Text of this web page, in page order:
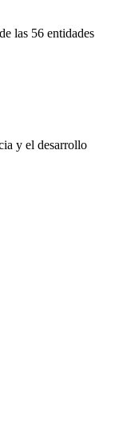
las 56 entidades
y el desarrollo